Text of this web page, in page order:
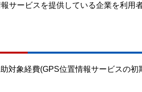
サービスを提供している企業を利用
対象経費(GPS位置情報サービスの